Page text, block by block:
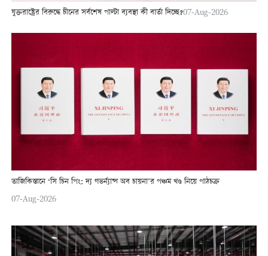
যুক্তরাষ্ট্রের বিরুদ্ধে চীনের সর্বশেষ পাল্টা ব্যবস্থা কী বার্তা দিচ্ছে?07-Aug-2026
তাজিকিস্তানে ‘সি চিন পিং: দ্য গভর্ন্যান্স অব চায়না’র পঞ্চম খণ্ড নিয়ে পাঠচক্র
07-Aug-2026